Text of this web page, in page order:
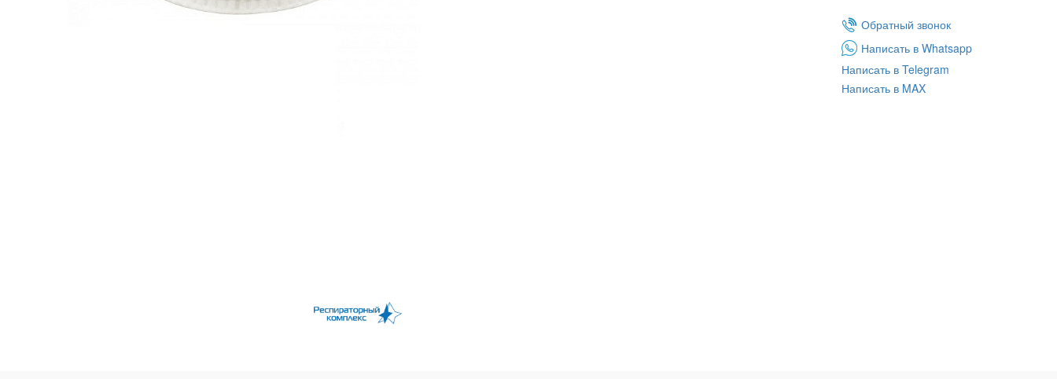
Обратный звонок
Написать в Whatsapp
Написать в Telegram
Написать в MAX